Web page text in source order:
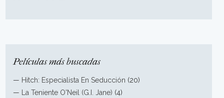
Películas más buscadas
— Hitch: Especialista En Seducción (20)
—
La Teniente O'Neil (G.I. Jane) (4)